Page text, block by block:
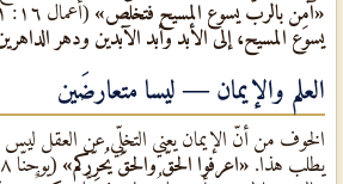
«آمِن بالربّ يسوع المسيح فتخلُص» (أعمال ١٦: ٣١).
يسوع المسيح، إلى الأبد وأبد الآبدين ودهر
العلم والإيمان — ليسا متعارضَين
الخوف من أنّ الإيمان يعني التخلِّي عن العقل
يطلب هذا. «اعرفوا الحقّ والحقّ يُحرِّركم» (يوحنّا ٨: ٣٢).